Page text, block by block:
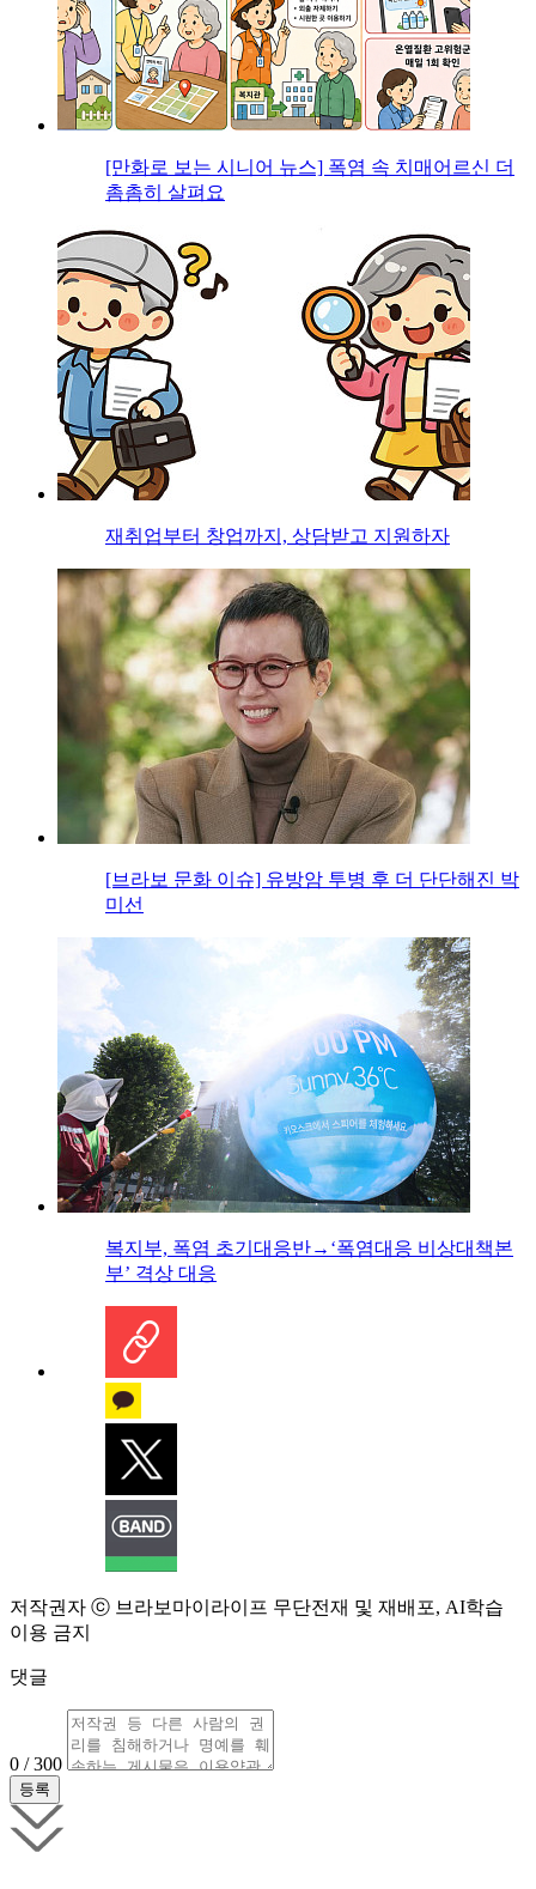
[만화로 보는 시니어 뉴스] 폭염 속 치매어르신 더
촘촘히 살펴요
재취업부터 창업까지, 상담받고 지원하자
[브라보 문화 이슈] 유방암 투병 후 더 단단해진 박
미선
복지부, 폭염 초기대응반→‘폭염대응 비상대책본
부’ 격상 대응
저작권자 ⓒ 브라보마이라이프 무단전재 및 재배포, AI학습
이용 금지
댓글
0 / 300